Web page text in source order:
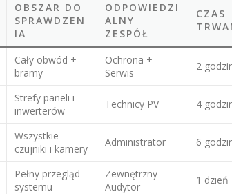
OBSZAR DO
SPRAWDZEN
IA
ODPOWIEDZI
ALNY
ZESPÓŁ
CZAS
Cały obwód +
bramy
Ochrona +
Serwis
2
Strefy paneli i
inwerterów
Technicy PV 4
Wszystkie
czujniki i kamery
Administrator 6
Pełny przegląd
systemu
Zewnętrzny
Audytor
1 dzień